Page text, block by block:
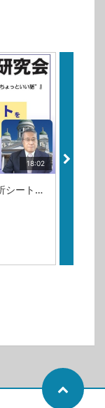
18:02
【超ISO】是正処置では不適合分析シートを使うと便利だな！（福丸典芳）